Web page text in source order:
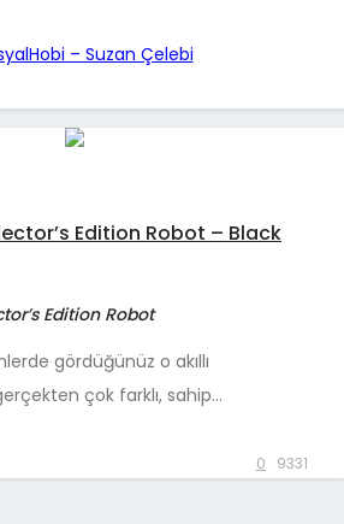
Edition Robot – Black
Edition Robot
gördüğünüz o akıllı
çok farklı, sahip…
0 9331